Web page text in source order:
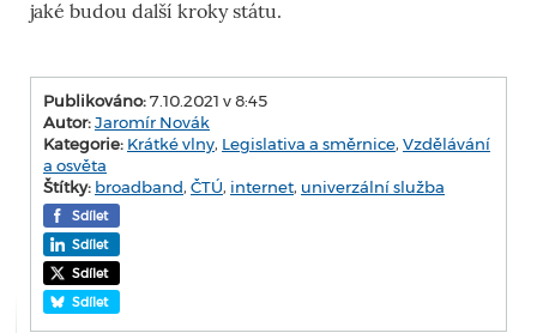
jaké budou další kroky státu.
Publikováno:7.10.2021 v 8:45
Autor:Jaromír Novák
Kategorie: Krátké vlny, Legislativa a směrnice, Vzdělávání
a osvěta
Štítky: broadband, ČTÚ, internet, univerzální služba
Sdílet
Sdílet
Sdílet
Sdílet